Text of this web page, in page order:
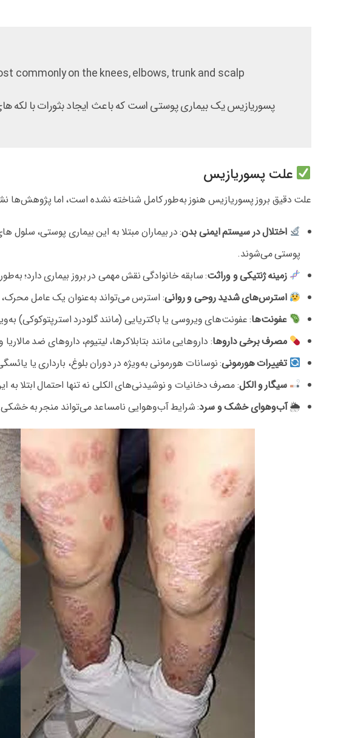
commonly on the knees, elbows, trunk and scalp.
پسوریازیس یک بیماری پوستی است که باعث ایجاد بثورات با لکه
علت پسوریازیس
علت دقیق بروز پسوریازیس هنوز به‌طور کامل شناخته نشده است، اما پژوهش‌ها
اختلال در سیستم ایمنی بدن
پوستی می‌شوند.
زمینه ژنتیکی و وراثت: سابقه خانوادگی نقش مهمی در بروز بیماری دارد؛
استرس‌های شدید روحی و روانی: استرس می‌تواند به‌عنوان یک عامل محرک،
عفونت‌ها: عفونت‌های ویروسی یا باکتریایی (مانند گلودرد استرپتوکوکی)
مصرف برخی داروها: داروهایی مانند بتابلاکرها، لیتیوم، داروهای ضد
تغییرات هورمونی: نوسانات هورمونی به‌ویژه در دوران بلوغ، بارداری یا
سیگار و الکل: مصرف دخانیات و نوشیدنی‌های الکلی نه تنها احتمال ابتلا به
🌦آب‌وهوای خشک و سرد: شرایط آب‌وهوایی نامساعد می‌تواند منجر به